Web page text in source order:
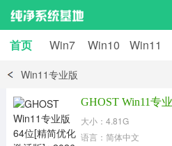
首页 Win7 Win10 Win11
Win11专业版
大小：4.81G
语言：简体中文